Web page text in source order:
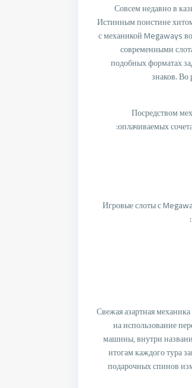
Совсем недавно в
Истинным поистине
с механикой Megaways
современными
подобных форматах
знаков.
Посредством
оплачиваемых
Игровые слоты с
Свежая азартная
на использование
машины, внутри
итогам каждого тура
подарочных спинов